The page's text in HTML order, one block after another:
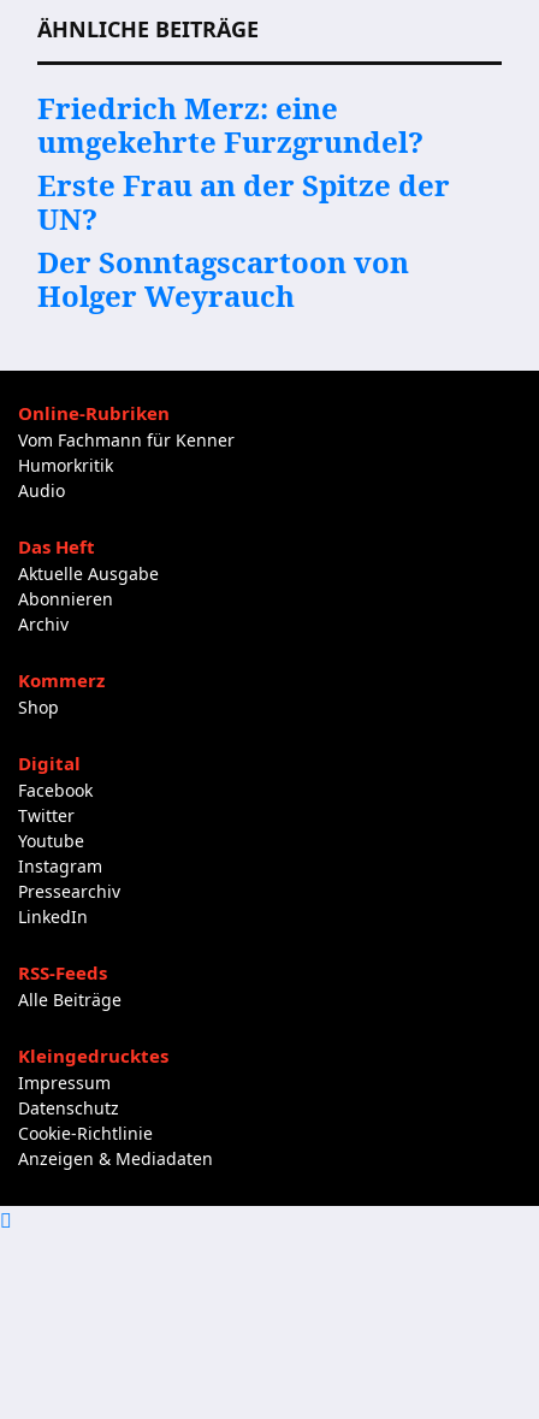
ÄHNLICHE BEITRÄGE
Friedrich Merz: eine
umgekehrte Furzgrundel?
Erste Frau an der Spitze der
UN?
Der Sonntagscartoon von
Holger Weyrauch
Online-Rubriken
Vom Fachmann für Kenner
Humorkritik
Audio
Das Heft
Aktuelle Ausgabe
Abonnieren
Archiv
Kommerz
Shop
Digital
Facebook
Twitter
Youtube
Instagram
Pressearchiv
LinkedIn
RSS-Feeds
Alle Beiträge
Kleingedrucktes
Impressum
Datenschutz
Cookie-Richtlinie
Anzeigen & Mediadaten